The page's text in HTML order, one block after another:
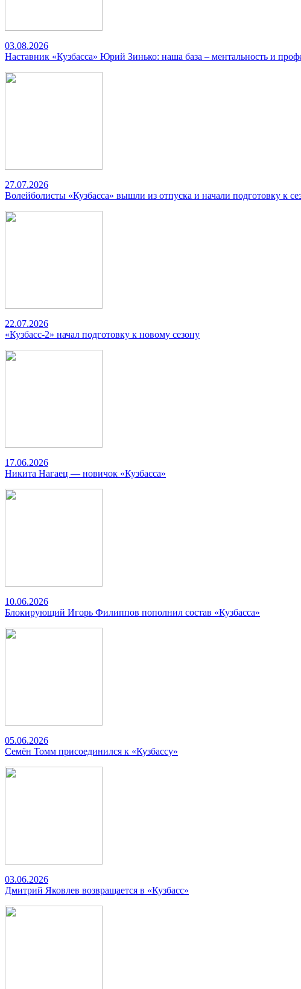
03.08.2026
Наставник «Кузбасса» Юрий Зинько: наша база – ментальность и
27.07.2026
Волейболисты «Кузбасса» вышли из отпуска и начали подготовку к
22.07.2026
«Кузбасс-2» начал подготовку к новому сезону
17.06.2026
Никита Нагаец — новичок «Кузбасса»
10.06.2026
Блокирующий Игорь Филиппов пополнил состав «Кузбасса»
05.06.2026
Семён Томм присоединился к «Кузбассу»
03.06.2026
Дмитрий Яковлев возвращается в «Кузбасс»